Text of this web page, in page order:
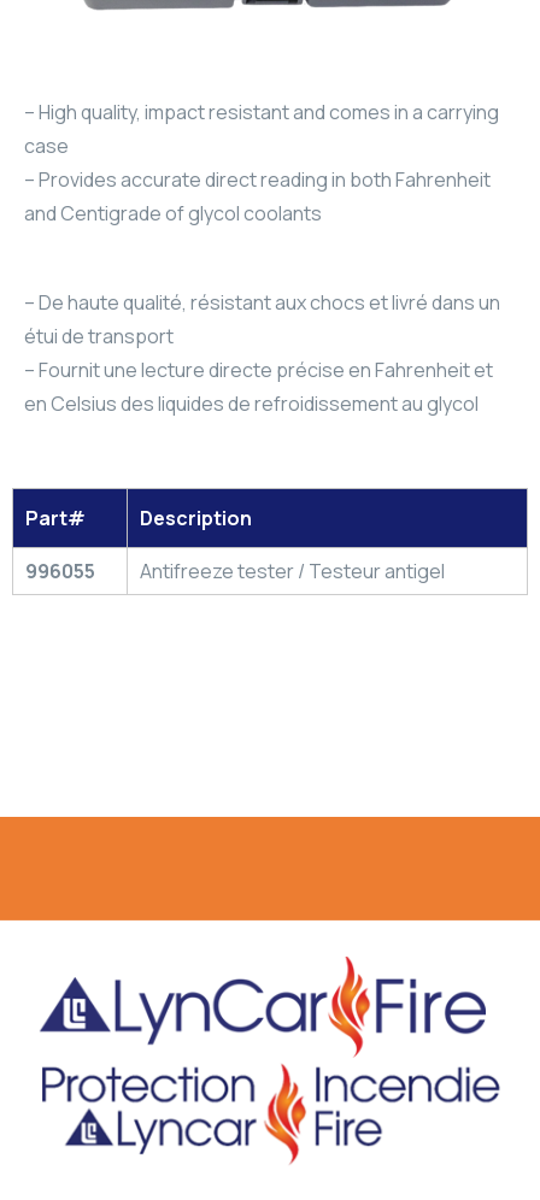
– High quality, impact resistant and comes in a carrying
case
– Provides accurate direct reading in both Fahrenheit
and Centigrade of glycol coolants
– De haute qualité, résistant aux chocs et livré dans un
étui de transport
– Fournit une lecture directe précise en Fahrenheit et
en Celsius des liquides de refroidissement au glycol
Part#
Description
996055
Antifreeze tester / Testeur antigel